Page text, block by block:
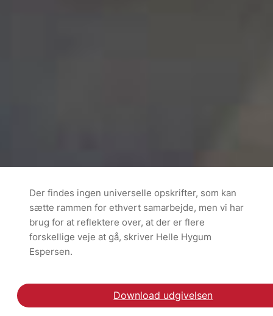
Der findes ingen universelle opskrifter, som kan
sætte rammen for ethvert samarbejde, men vi har
brug for at reflektere over, at der er flere
forskellige veje at gå, skriver Helle Hygum
Espersen.
Download udgivelsen
Læs debatindlægget